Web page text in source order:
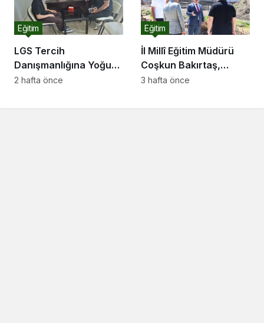
LGS Tercih
Danışmanlığına Yoğun
İlgi
Eğitim
2 hafta önce
İl Millî Eğitim Müdürü
Coşkun Bakırtaş,
Adapazarı’nda Yapımı
Eğitim
3 hafta önce